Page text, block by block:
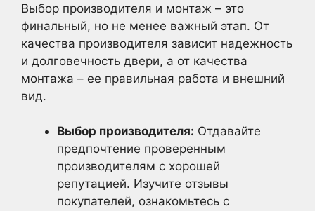
Выбор производителя и монтаж – это
финальный, но не менее важный этап. От
качества производителя зависит надежность
и долговечность двери, а от качества
монтажа – ее правильная работа и внешний
вид.
Выбор производителя: Отдавайте
предпочтение проверенным
производителям с хорошей
репутацией. Изучите отзывы
покупателей, ознакомьтесь с